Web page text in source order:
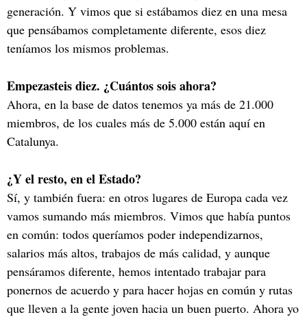
generación. Y vimos que si estábamos diez en una mesa
que pensábamos completamente diferente, esos diez
teníamos los mismos problemas.
Empezasteis diez. ¿Cuántos sois ahora?
Ahora, en la base de datos tenemos ya más de 21.000
miembros, de los cuales más de 5.000 están aquí en
Catalunya.
¿Y el resto, en el Estado?
Sí, y también fuera: en otros lugares de Europa cada vez
vamos sumando más miembros. Vimos que había puntos
en común: todos queríamos poder independizarnos,
salarios más altos, trabajos de más calidad, y aunque
pensáramos diferente, hemos intentado trabajar para
ponernos de acuerdo y para hacer hojas en común y rutas
que lleven a la gente joven hacia un buen puerto. Ahora yo